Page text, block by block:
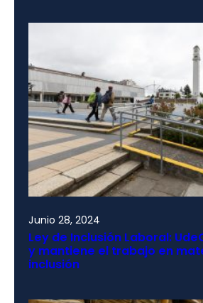
Junio 28, 2024
Ley de Inclusión Laboral:
y mantiene el trabajo en
inclusión